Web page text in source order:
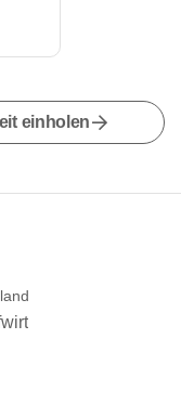
einholen